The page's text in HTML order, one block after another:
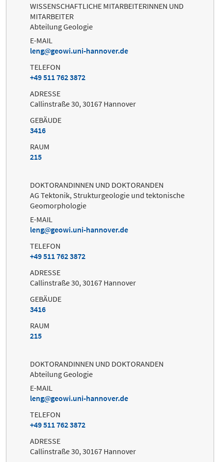
WISSENSCHAFTLICHE MITARBEITERINNEN UND
MITARBEITER
Abteilung Geologie
E-MAIL
leng
geowi.uni-hannover.de
TELEFON
+49 511 762 3872
ADRESSE
Callinstraße 30, 30167 Hannover
GEBÄUDE
3416
RAUM
215
DOKTORANDINNEN UND DOKTORANDEN
AG Tektonik, Strukturgeologie und tektonische
Geomorphologie
E-MAIL
leng
geowi.uni-hannover.de
TELEFON
+49 511 762 3872
ADRESSE
Callinstraße 30, 30167 Hannover
GEBÄUDE
3416
RAUM
215
DOKTORANDINNEN UND DOKTORANDEN
Abteilung Geologie
E-MAIL
leng
geowi.uni-hannover.de
TELEFON
+49 511 762 3872
ADRESSE
Callinstraße 30, 30167 Hannover